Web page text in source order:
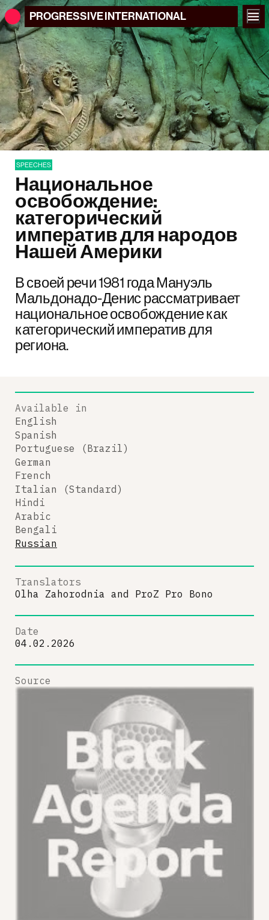
PROGRESSIVEINTERNATIONAL
SPEECHES
Национальное
освобождение:
категорический
императив для народов
Нашей Америки
В своей речи 1981 года Мануэль
Мальдонадо-Денис рассматривает
национальное освобождение как
категорический императив для
региона.
Available in
English
Spanish
Portuguese (Brazil)
German
French
Italian (Standard)
Hindi
Arabic
Bengali
Russian
Translators
Olha Zahorodnia and ProZ Pro Bono
Date
04.02.2026
Source